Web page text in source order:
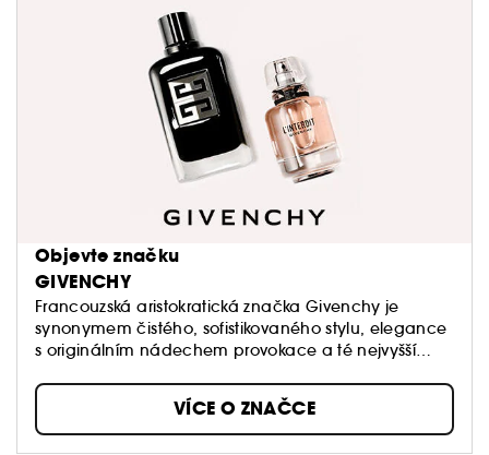
Objevte značku
GIVENCHY
Francouzská aristokratická značka Givenchy je
synonymem čistého, sofistikovaného stylu, elegance
s originálním nádechem provokace a té nejvyšší
žena, múzou zakladatele značky Huberta de
Givenchy byla výjimečná herečka a módní ikona
Audrey Hepburn.
VÍCE O ZNAČCE